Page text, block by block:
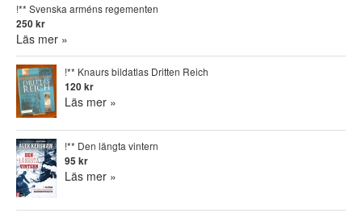
!** Svenska arméns regementen
250 kr
Läs mer »
!** Knaurs bildatlas Dritten Reich
120 kr
Läs mer »
!** Den längta vintern
95 kr
Läs mer »